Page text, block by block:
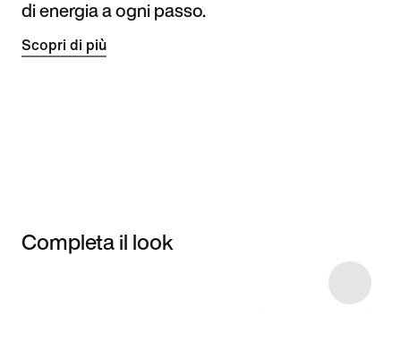
di energia a ogni passo.
Scopri di più
Completa il look